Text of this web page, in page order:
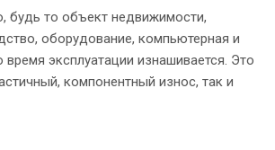
будь то объект недвижимости,
оборудование, компьютерная и
время эксплуатации изнашивается. Это
компонентный износ, так и